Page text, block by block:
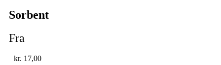
Sorbent
Fra
kr. 17,00